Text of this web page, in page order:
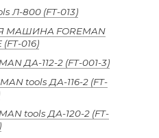
Л-800 (FT-013)
FOREMAN
(FT-016)
ДА-112-2 (FT-001-3)
tools ДА-116-2 (FT-
tools ДА-120-2 (FT-